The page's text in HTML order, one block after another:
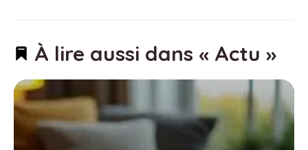
À lire aussi dans « Actu »